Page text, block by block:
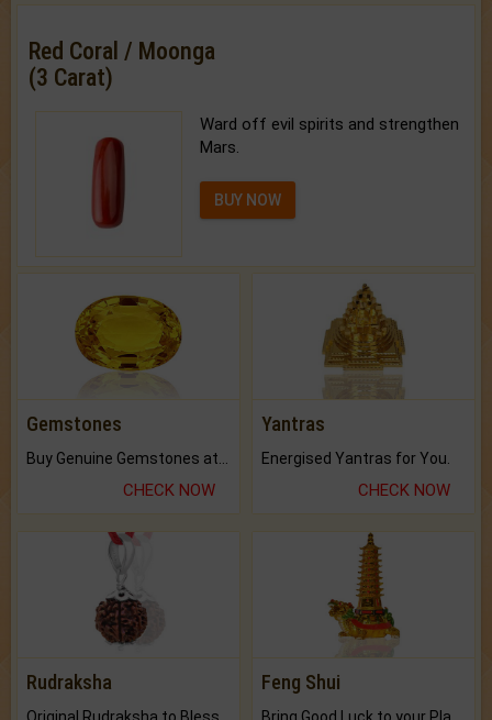
Red Coral / Moonga
(3 Carat)
Ward off evil spirits and strengthen
Mars.
BUY NOW
Gemstones
CHECK NOW
Yantras
Energised Yantras for You.
CHECK NOW
Rudraksha Feng Shui